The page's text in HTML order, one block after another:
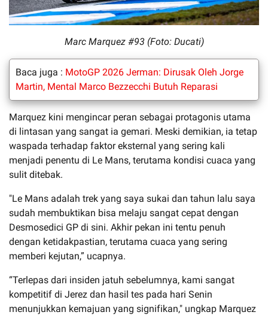
Marc Marquez #93 (Foto: Ducati)
Baca juga : MotoGP 2026 Jerman: Dirusak Oleh Jorge
Martin, Mental Marco Bezzecchi Butuh Reparasi
Marquez kini mengincar peran sebagai protagonis utama
di lintasan yang sangat ia gemari. Meski demikian, ia tetap
waspada terhadap faktor eksternal yang sering kali
menjadi penentu di Le Mans, terutama kondisi cuaca yang
sulit ditebak.
"Le Mans adalah trek yang saya sukai dan tahun lalu saya
sudah membuktikan bisa melaju sangat cepat dengan
Desmosedici GP di sini. Akhir pekan ini tentu penuh
dengan ketidakpastian, terutama cuaca yang sering
memberi kejutan,” ucapnya.
“Terlepas dari insiden jatuh sebelumnya, kami sangat
kompetitif di Jerez dan hasil tes pada hari Senin
menunjukkan kemajuan yang signifikan," ungkap Marquez